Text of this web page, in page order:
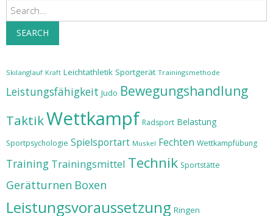
Search
SEARCH
Skilanglauf Kraft Leichtathletik Sportgerät Trainingsmethode
Leistungsfähigkeit Judo Bewegungshandlung
TaktikWettkampf Radsport Belastung
Sportpsychologie Spielsportart Muskel Fechten Wettkampfübung
Training Trainingsmittel Technik Sportstätte
Gerätturnen Boxen
Leistungsvoraussetzung Ringen